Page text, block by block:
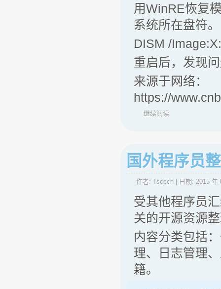
用WinRE恢复
系统所在盘符。
DISM /
重启后，发现
来源于网络：
https://
继续阅读
国外程序员
作者: Tscccn | 日期: 2015 年
受其他程序员
关的开源资源
内容分类包括
理、日志管理
籍。